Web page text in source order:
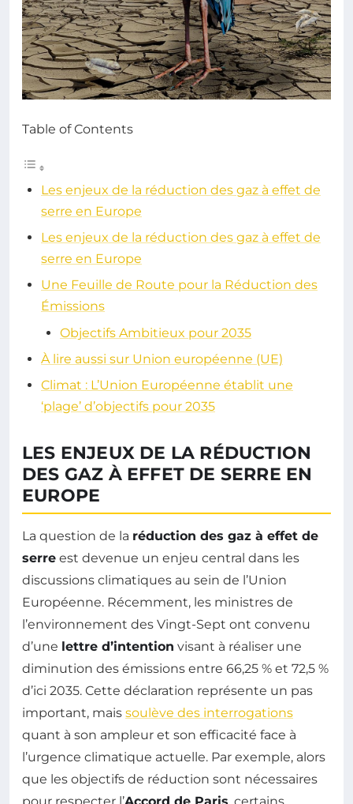
Table of Contents
Les enjeux de la réduction des gaz à effet de
serre en Europe
Les enjeux de la réduction des gaz à effet de
serre en Europe
Une Feuille de Route pour la Réduction des
Émissions
Objectifs Ambitieux pour 2035
À lire aussi sur Union européenne (UE)
Climat : L’Union Européenne établit une
‘plage’ d’objectifs pour 2035
LES ENJEUX DE LA RÉDUCTION
DES GAZ À EFFET DE SERRE EN
EUROPE
La question de la réduction des gaz à effet de
serre est devenue un enjeu central dans les
discussions climatiques au sein de l’Union
Européenne. Récemment, les ministres de
l’environnement des Vingt-Sept ont convenu
d’une lettre d’intention visant à réaliser une
diminution des émissions entre 66,25 % et 72,5 %
d’ici 2035. Cette déclaration représente un pas
important, mais soulève des interrogations
quant à son ampleur et son efficacité face à
l’urgence climatique actuelle. Par exemple, alors
que les objectifs de réduction sont nécessaires